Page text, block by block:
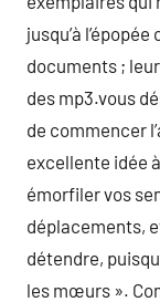
jusqu’à
documents ;
des mp3.vous
de commencer
excellente idée
émorfiler vos
déplacements,
détendre,
les mœurs ».